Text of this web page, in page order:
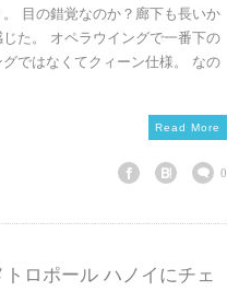
目の錯覚なのか？廊下も長いか
た。 オペラウイングで一番下の
ではなくてクィーン仕様。 なの
Read More
0
ロポール ハノイにチェ